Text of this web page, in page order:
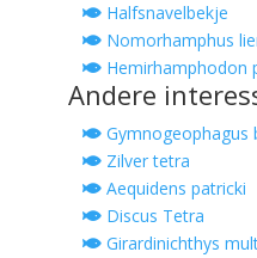
Halfsnavelbekje
Nomorhamphus
Hemirhamphodon
Andere
Gymnogeophagus
Zilver tetra
Aequidens patricki
Discus Tetra
Girardinichthys